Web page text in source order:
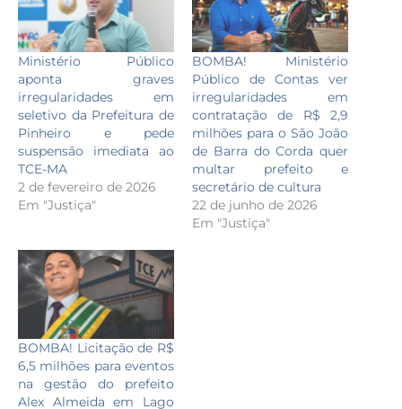
Ministério Público
aponta graves
irregularidades em
seletivo da Prefeitura de
Pinheiro e pede
suspensão imediata ao
TCE-MA
2 de fevereiro de 2026
Em "Justiça"
BOMBA! Ministério
Público de Contas ver
irregularidades em
contratação de R$ 2,9
milhões para o São João
de Barra do Corda quer
multar prefeito e
secretário de cultura
22 de junho de 2026
Em "Justiça"
BOMBA! Licitação de R$
6,5 milhões para eventos
na gestão do prefeito
Alex Almeida em Lago